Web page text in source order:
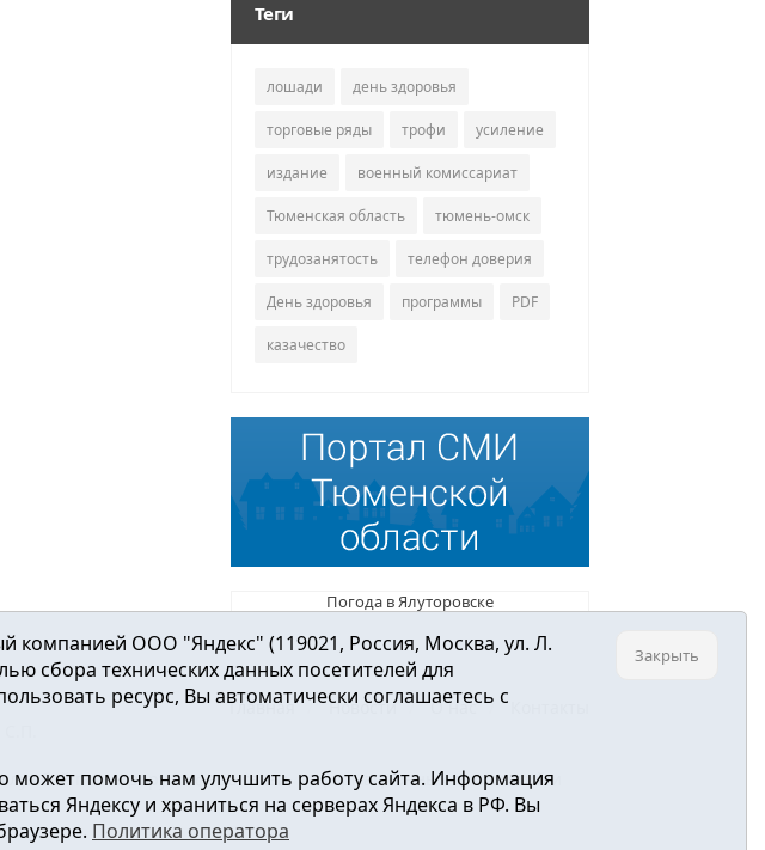
Теги
лошади день здоровья
торговые ряды трофи усиление
издание военный комиссариат
Тюменская область тюмень-омск
трудозанятость телефон доверия
День здоровья программы PDF
казачество
Погода в Ялуторовске
Главная Новости О нас
по надзору в сфере связи, информационных технологий и
компанией ООО "Яндекс" (119021, Россия, Москва, ул. Л.
сбора технических данных посетителей для
ресурс, Вы автоматически соглашаетесь с
помочь нам улучшить работу сайта. Информация
Яндексу и храниться на серверах Яндекса в РФ. Вы
Политика оператора
Закрыть